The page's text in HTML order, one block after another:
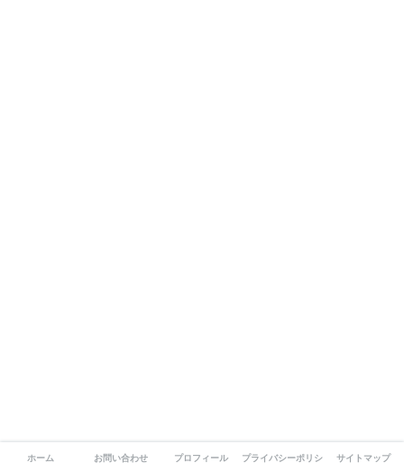
ホーム お問い合わせ プロフィール プライバシーポリシー サイトマップ